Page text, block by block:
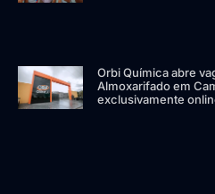
Orbi Química abre
Almoxarifado em
exclusivamente